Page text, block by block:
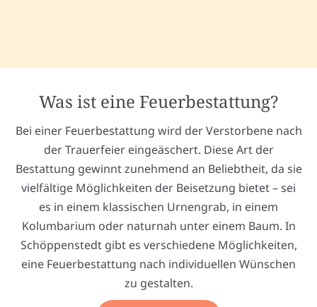
Was ist eine Feuerbestattung?
Bei einer Feuerbestattung wird der Verstorbene nach
der Trauerfeier eingeäschert. Diese Art der
Bestattung gewinnt zunehmend an Beliebtheit, da sie
vielfältige Möglichkeiten der Beisetzung bietet – sei
es in einem klassischen Urnengrab, in einem
Kolumbarium oder naturnah unter einem Baum. In
Schöppenstedt gibt es verschiedene Möglichkeiten,
eine Feuerbestattung nach individuellen Wünschen
zu gestalten.